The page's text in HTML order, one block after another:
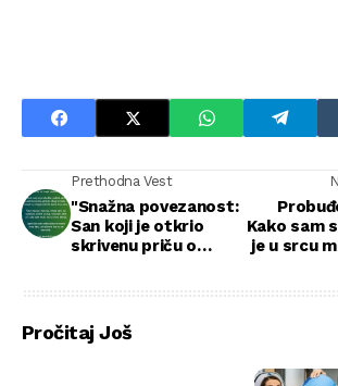
Prethodna Vest
"Snažna povezanost:
San koji je otkrio
skrivenu priču o
Kako sam
je u srcu
Pročitaj Još